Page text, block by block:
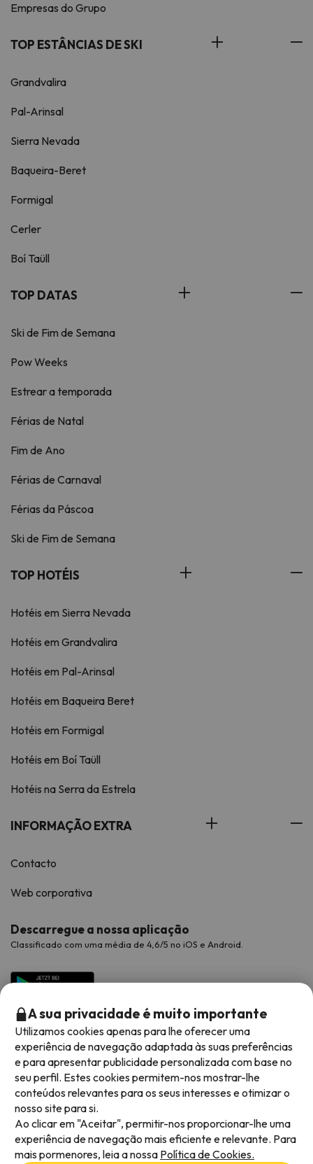
Empresas do Grupo
TOP ESTÂNCIAS DE SKI
Grandvalira
Pal-Arinsal
Sierra Nevada
Baqueira-Beret
Formigal
Cerler
Boí Taüll
TOP DATAS
Ski de Fim de Semana
Pow Weeks
Estrear a temporada
Férias de Natal
Fim de Ano
Férias de Carnaval
Férias da Páscoa
Ski de Fim de Semana
TOP HOTÉIS
Hotéis em Sierra Nevada
Hotéis em Grandvalira
Hotéis em Pal-Arinsal
Hotéis em Baqueira Beret
Hotéis em Formigal
Hotéis em Boí Taüll
Hotéis na Serra da Estrela
INFORMAÇÃO EXTRA
Contacto
Web corporativa
Descarregue a nossa aplicação
Classificado com uma média de 4,6/5 no iOS e Android.
Métodos de pagamento disponíveis
A sua privacidade é muito importante
Utilizamos cookies apenas para lhe oferecer uma
experiência de navegação adaptada às suas preferências
e para apresentar publicidade personalizada com base no
seu perfil. Estes cookies permitem-nos mostrar-lhe
conteúdos relevantes para os seus interesses e otimizar o
nosso site para si.
Ao clicar em "Aceitar", permitir-nos proporcionar-lhe uma
experiência de navegação mais eficiente e relevante. Para
mais pormenores, leia a nossa Política de Cookies.